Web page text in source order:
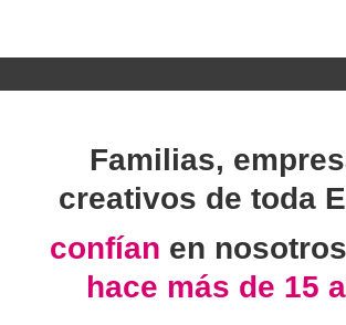
Familias,
creativos de toda
confían en
hace más de 15